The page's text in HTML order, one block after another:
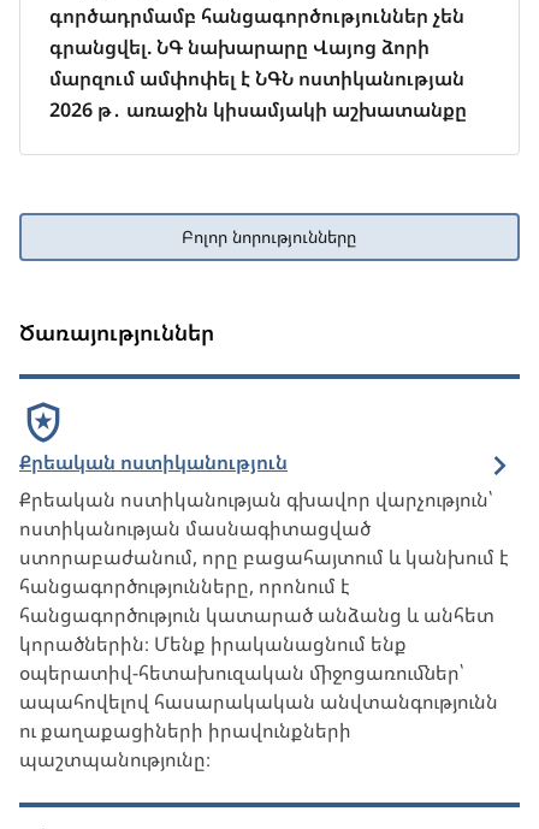
գործադրմամբ հանցագործություններ չեն
գրանցվել. ՆԳ նախարարը Վայոց ձորի
մարզում ամփոփել է ՆԳՆ ոստիկանության
2026 թ․ առաջին կիսամյակի աշխատանքը
Բոլոր նորությունները
Ծառայություններ
Քրեական ոստիկանություն
Քրեական ոստիկանության գխավոր վարչություն՝
ոստիկանության մասնագիտացված
ստորաբաժանում, որը բացահայտում և կանխում է
հանցագործությունները, որոնում է
հանցագործություն կատարած անձանց և անհետ
կորածներին։ Մենք իրականացնում ենք
օպերատիվ-հետախուզական միջոցառումներ՝
ապահովելով հասարակական անվտանգությունն
ու քաղաքացիների իրավունքների
պաշտպանությունը։